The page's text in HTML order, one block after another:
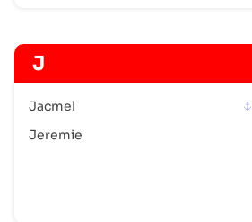
J
Jacmel
Jeremie